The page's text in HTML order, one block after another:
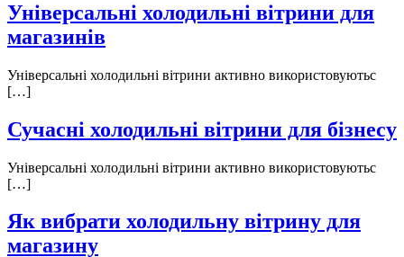
Універсальні холодильні вітрини для
магазинів
Універсальні холодильні вітрини активно використовуютьс
[…]
Сучасні холодильні вітрини для бізнесу
Універсальні холодильні вітрини активно використовуютьс
[…]
Як вибрати холодильну вітрину для
магазину